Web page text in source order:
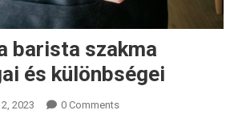
barista szakma
és különbségei
2023 0 Comments